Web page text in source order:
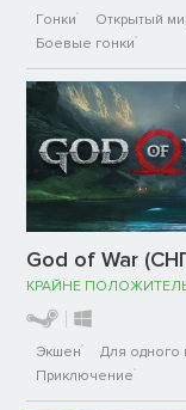
Гонки Открытый
Боевые гонки
God of War
КРАЙНЕ
Экшен Для одного
Приключение